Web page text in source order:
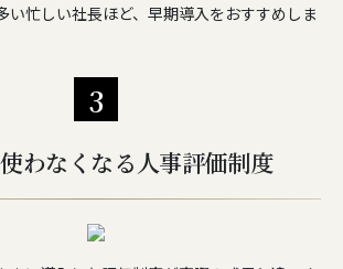
い忙しい社長ほど、早期導入をおすすめしま
3
わなくなる人事評価制度